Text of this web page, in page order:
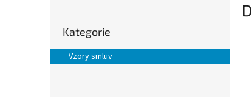
r
a
kategorie
Kategorie
Vzory smluv